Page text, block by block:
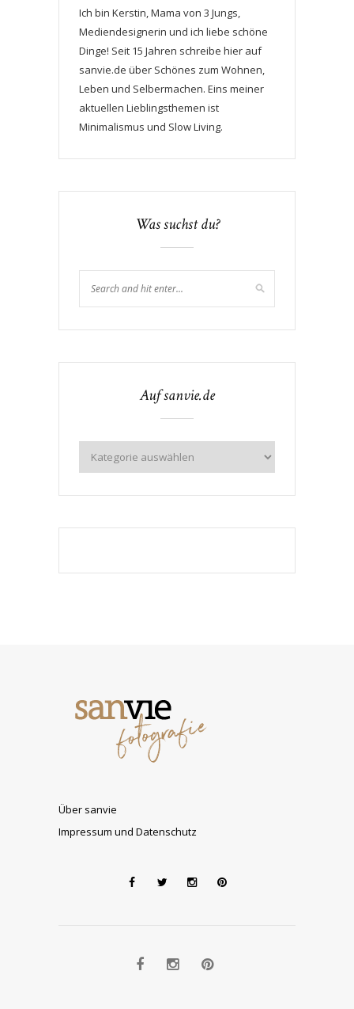
Ich bin Kerstin, Mama von 3 Jungs,
Mediendesignerin und ich liebe schöne
Dinge! Seit 15 Jahren schreibe hier auf
sanvie.de über Schönes zum Wohnen,
Leben und Selbermachen. Eins meiner
aktuellen Lieblingsthemen ist
Minimalismus und Slow Living.
Was suchst du?
Auf sanvie.de
Über sanvie
Impressum und Datenschutz